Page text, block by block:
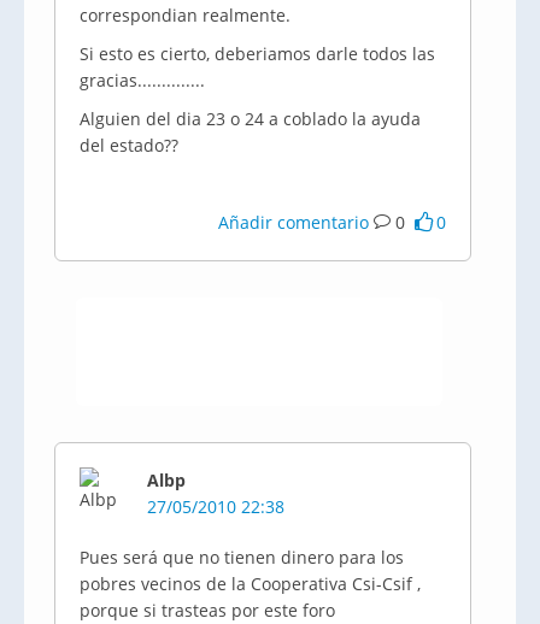
correspondian realmente.
Si esto es cierto, deberiamos darle todos las
gracias..............
Alguien del dia 23 o 24 a coblado la ayuda
del estado??
Añadir comentario 0 0
Albp
27/05/2010 22:38
Pues será que no tienen dinero para los
pobres vecinos de la Cooperativa Csi-Csif ,
porque si trasteas por este foro